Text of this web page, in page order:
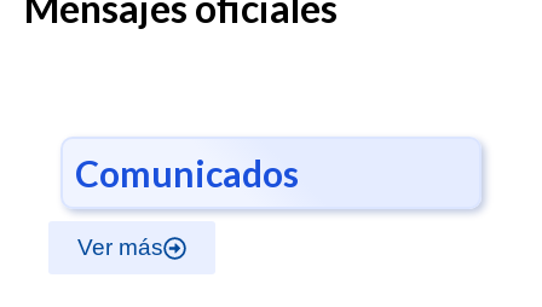
Comunicados
Ver más